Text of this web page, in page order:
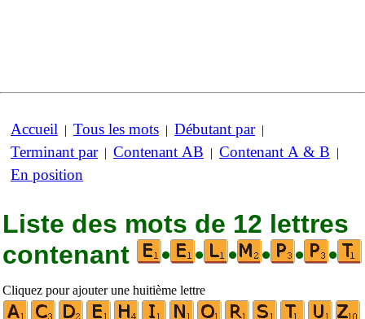
Accueil | Tous les mots | Débutant par|
Terminant par| Contenant AB | Contenant A & B |
En position
Liste des mots de 12 lettres
contenant
• • • • • •
Cliquez pour ajouter une huitième lettre